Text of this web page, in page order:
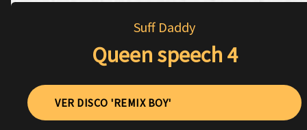
Suff Daddy
Queen speech 4
VER DISCO 'REMIX BOY'